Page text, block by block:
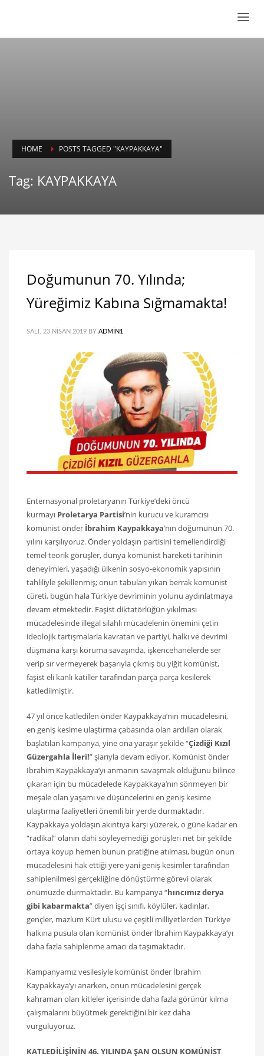
HOME POSTS TAGGED "KAYPAKKAYA"
Tag: KAYPAKKAYA
Doğumunun 70. Yılında;
Yüreğimiz Kabına Sığmamakta!
SALI, 23 NISAN 2019 BY ADMIN1
Enternasyonal proletaryanın Türkiye’deki öncü
kurmayı Proletarya Partisi’nin kurucu ve kuramcısı
komünist önder İbrahim Kaypakkaya’nın doğumunun 70.
yılını karşılıyoruz. Önder yoldaşın partisini temellendirdiği
temel teorik görüşler, dünya komünist hareketi tarihinin
deneyimleri, yaşadığı ülkenin sosyo-ekonomik yapısının
tahliliyle şekillenmiş; onun tabuları yıkan berrak komünist
cüreti, bugün hala Türkiye devriminin yolunu aydınlatmaya
devam etmektedir. Faşist diktatörlüğün yıkılması
mücadelesinde illegal silahlı mücadelenin önemini çetin
ideolojik tartışmalarla kavratan ve partiyi, halkı ve devrimi
düşmana karşı koruma savaşında, işkencehanelerde ser
verip sır vermeyerek başarıyla çıkmış bu yiğit komünist,
faşist eli kanlı katiller tarafından parça parça kesilerek
katledilmiştir.
47 yıl önce katledilen önder Kaypakkaya’nın mücadelesini,
en geniş kesime ulaştırma çabasında olan ardılları olarak
başlatılan kampanya, yine ona yaraşır şekilde “Çizdiği Kızıl
Güzergahla İleri!” şiarıyla devam ediyor. Komünist önder
İbrahim Kaypakkaya’yı anmanın savaşmak olduğunu bilince
çıkaran için bu mücadelede Kaypakkaya’nın sönmeyen bir
meşale olan yaşamı ve düşüncelerini en geniş kesime
ulaştırma faaliyetleri önemli bir yerde durmaktadır.
Kaypakkaya yoldaşın akıntıya karşı yüzerek, o güne kadar en
“radikal” olanın dahi söyleyemediği görüşleri net bir şekilde
ortaya koyup hemen bunun pratiğine atılması, bugün onun
mücadelesini hak ettiği yere yani geniş kesimler tarafından
sahiplenilmesi gerçekliğine dönüştürme görevi olarak
önümüzde durmaktadır. Bu kampanya “hıncımız derya
gibi kabarmakta” diyen işçi sınıfı, köylüler, kadınlar,
gençler, mazlum Kürt ulusu ve çeşitli milliyetlerden Türkiye
halkına pusula olan komünist önder İbrahim Kaypakkaya’yı
daha fazla sahiplenme amacı da taşımaktadır.
Kampanyamız vesilesiyle komünist önder İbrahim
Kaypakkaya’yı anarken, onun mücadelesini gerçek
kahraman olan kitleler içerisinde daha fazla görünür kılma
çalışmalarını büyütmek gerektiğini bir kez daha
vurguluyoruz.
KATLEDİLİŞİNİN 46. YILINDA ŞAN OLSUN KOMÜNİST